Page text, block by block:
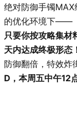
绝对防御手镯
的优化环境下——
只要你按攻略集材
天内达成终极形态！
防御翻倍，特效炸
D，本周五中午12